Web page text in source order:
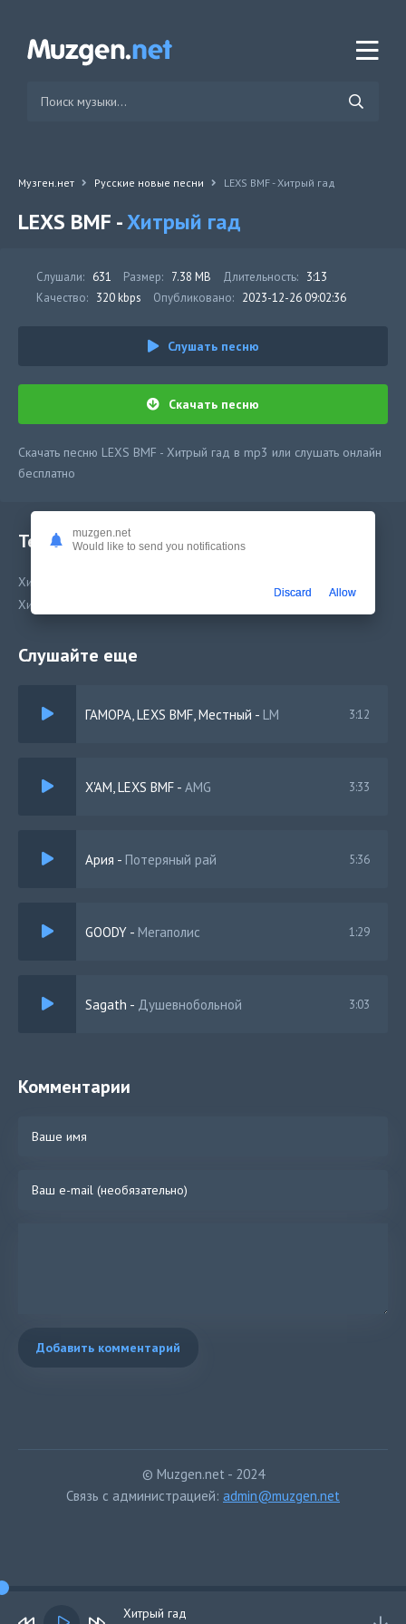
Музген.нет Русские новые песни LEXS BMF - Хитрый гад
LEXS BMF -Хитрый гад
Слушали: 631 Размер: 7.38 MB Длительность: 3:13
Качество: 320 kbps Опубликовано: 2023-12-26 09:02:36
Слушать песню
Скачать песню
Скачать песню LEXS BMF - Хитрый гад в mp3 или слушать онлайн
бесплатно
Текст песни
Хитрый гад
Хитрый гад
Слушайте еще
ГАМОРА, LEXS BMF, Местный - LM 3:12
X'AM, LEXS BMF - AMG 3:33
Ария - Потеряный рай 5:36
GOODY - Мегаполис 1:29
Sagath - Душевнобольной 3:03
Комментарии
Добавить комментарий
© Muzgen.net - 2024
Связь с администрацией: admin@muzgen.net
muzgen.net
Would like to send you notifications
Discard Allow
Хитрый гад